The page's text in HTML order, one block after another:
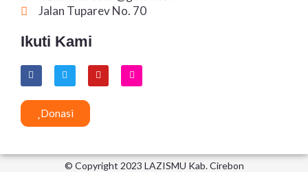
Jalan Tuparev No. 70
Ikuti Kami
F
a
c
e
o
T
w
i
t
e
r
Y
o
u
I
n
s
Donasi
© Copyright 2023 LAZISMU Kab. Cirebon